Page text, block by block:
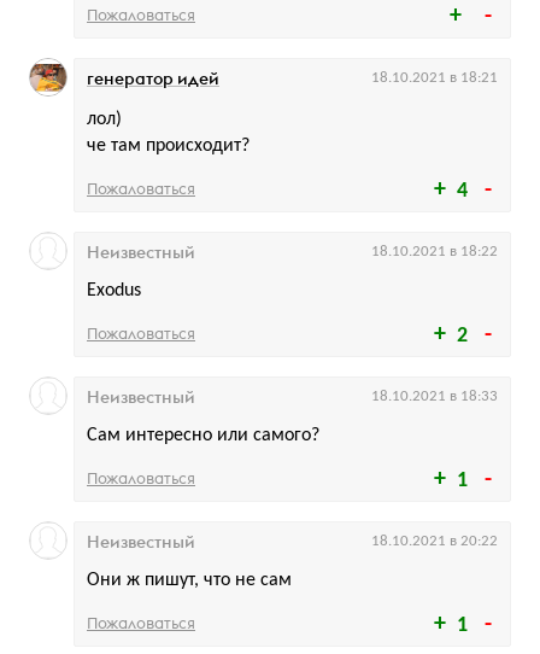
Пожаловаться
4
лол)
че там происходит?
генератор идей 18.10.2021 в 18:21
Пожаловаться
2
Exodus
Неизвестный 18.10.2021 в 18:22
Пожаловаться
1
Сам интересно или самого?
Неизвестный 18.10.2021 в 18:33
Пожаловаться
1
Они ж пишут, что не сам
Неизвестный 18.10.2021 в 20:22
Пожаловаться